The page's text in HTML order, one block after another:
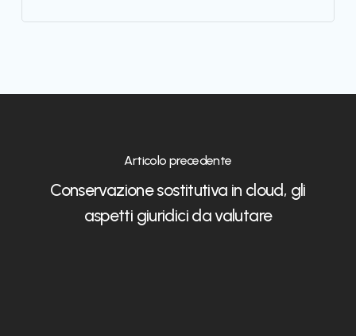
Articolo precedente
Conservazione sostitutiva in cloud, gli
aspetti giuridici da valutare